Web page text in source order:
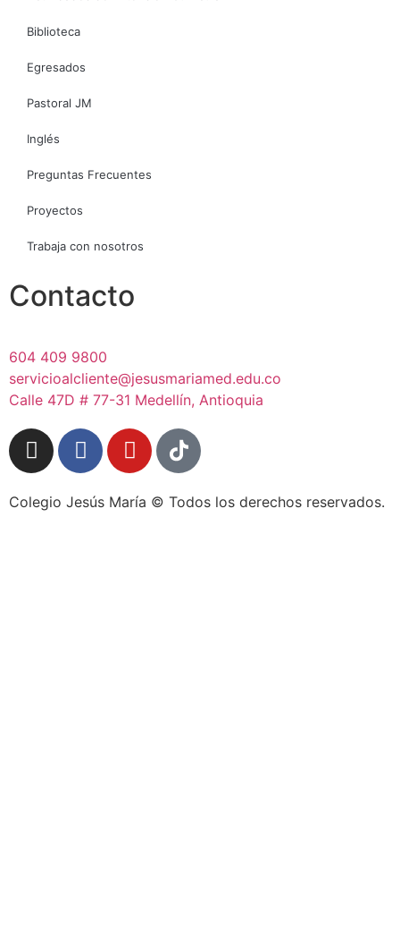
Biblioteca
Egresados
Pastoral JM
Inglés
Preguntas Frecuentes
Proyectos
Trabaja con nosotros
Contacto
604 409 9800
servicioalcliente@jesusmariamed.edu.co
Calle 47D # 77-31 Medellín, Antioquia
Colegio Jesús María © Todos los derechos reservados.